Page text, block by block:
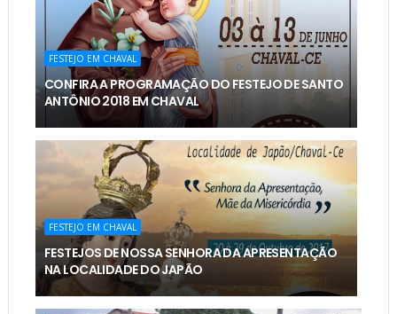
FESTEJO EM CHAVAL
CONFIRA A PROGRAMAÇÃO DO FESTEJO DE SANTO
ANTÔNIO 2018 EM CHAVAL
FESTEJO EM CHAVAL
FESTEJOS DE NOSSA SENHORA DA APRESENTAÇÃO
NA LOCALIDADE DO JAPÃO